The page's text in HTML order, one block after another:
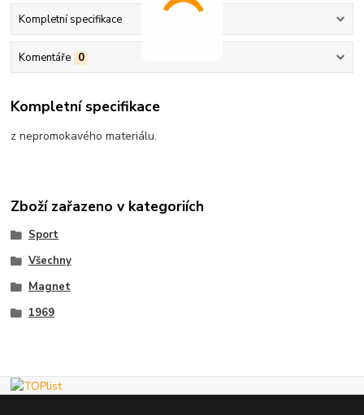
Kompletní specifikace
Komentáře 0
Kompletní specifikace
z nepromokavého materiálu.
Zboží zařazeno v kategoriích
Sport
Všechny
Magnet
1969